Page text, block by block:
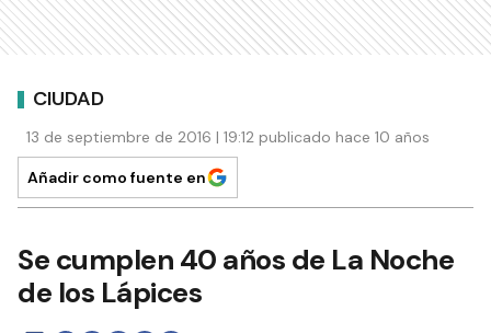
CIUDAD
13 de septiembre de 2016 | 19:12 publicado hace 10 años
Añadir como fuente en
Se cumplen 40 años de La Noche
de los Lápices